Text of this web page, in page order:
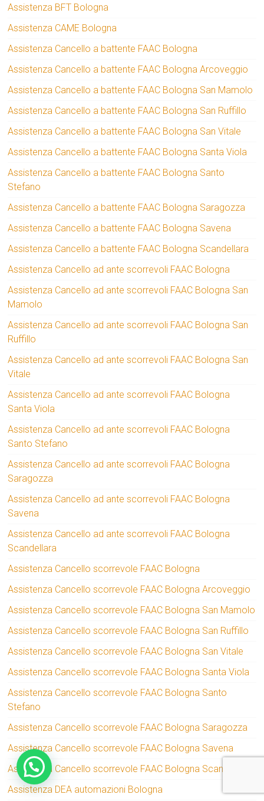
Assistenza BFT Bologna
Assistenza CAME Bologna
Assistenza Cancello a battente FAAC Bologna
Assistenza Cancello a battente FAAC Bologna Arcoveggio
Assistenza Cancello a battente FAAC Bologna San Mamolo
Assistenza Cancello a battente FAAC Bologna San Ruffillo
Assistenza Cancello a battente FAAC Bologna San Vitale
Assistenza Cancello a battente FAAC Bologna Santa Viola
Assistenza Cancello a battente FAAC Bologna Santo
Stefano
Assistenza Cancello a battente FAAC Bologna Saragozza
Assistenza Cancello a battente FAAC Bologna Savena
Assistenza Cancello a battente FAAC Bologna Scandellara
Assistenza Cancello ad ante scorrevoli FAAC Bologna
Assistenza Cancello ad ante scorrevoli FAAC Bologna San
Mamolo
Assistenza Cancello ad ante scorrevoli FAAC Bologna San
Ruffillo
Assistenza Cancello ad ante scorrevoli FAAC Bologna San
Vitale
Assistenza Cancello ad ante scorrevoli FAAC Bologna
Santa Viola
Assistenza Cancello ad ante scorrevoli FAAC Bologna
Santo Stefano
Assistenza Cancello ad ante scorrevoli FAAC Bologna
Saragozza
Assistenza Cancello ad ante scorrevoli FAAC Bologna
Savena
Assistenza Cancello ad ante scorrevoli FAAC Bologna
Scandellara
Assistenza Cancello scorrevole FAAC Bologna
Assistenza Cancello scorrevole FAAC Bologna Arcoveggio
Assistenza Cancello scorrevole FAAC Bologna San Mamolo
Assistenza Cancello scorrevole FAAC Bologna San Ruffillo
Assistenza Cancello scorrevole FAAC Bologna San Vitale
Assistenza Cancello scorrevole FAAC Bologna Santa Viola
Assistenza Cancello scorrevole FAAC Bologna Santo
Stefano
Assistenza Cancello scorrevole FAAC Bologna Saragozza
Assistenza Cancello scorrevole FAAC Bologna Savena
Assistenza Cancello scorrevole FAAC Bologna Scandellara
Assistenza DEA automazioni Bologna